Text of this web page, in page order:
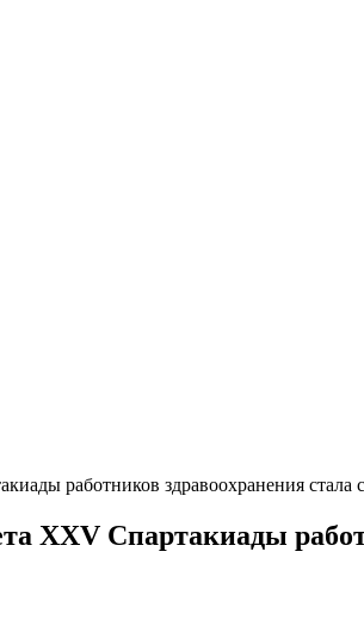
работников здравоохранения
XXV Спартакиады